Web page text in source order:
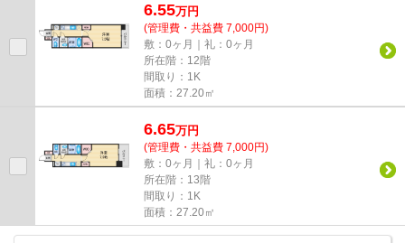
6.55万円
(管理費・共益費 7,000円)
敷：0ヶ月｜礼：0ヶ月
所在階：12階
間取り：1K
面積：27.20㎡
6.65万円
(管理費・共益費 7,000円)
敷：0ヶ月｜礼：0ヶ月
所在階：13階
間取り：1K
面積：27.20㎡